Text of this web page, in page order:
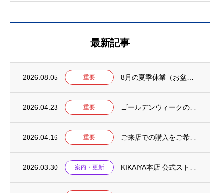
最新記事
2026.08.05 重要
2026.04.23 重要
2026.04.16 重要
2026.03.30 案内・更新